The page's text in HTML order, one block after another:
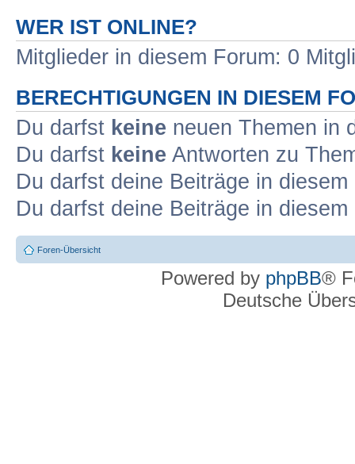
WER IST ONLINE?
Mitglieder in diesem Forum: 0
BERECHTIGUNGEN IN DIESEM
Du darfst keine neuen Themen in
Du darfst keine Antworten zu
Du darfst deine Beiträge in
Du darfst deine Beiträge in
Foren-Übersicht
Powered by phpBB®
Deutsche